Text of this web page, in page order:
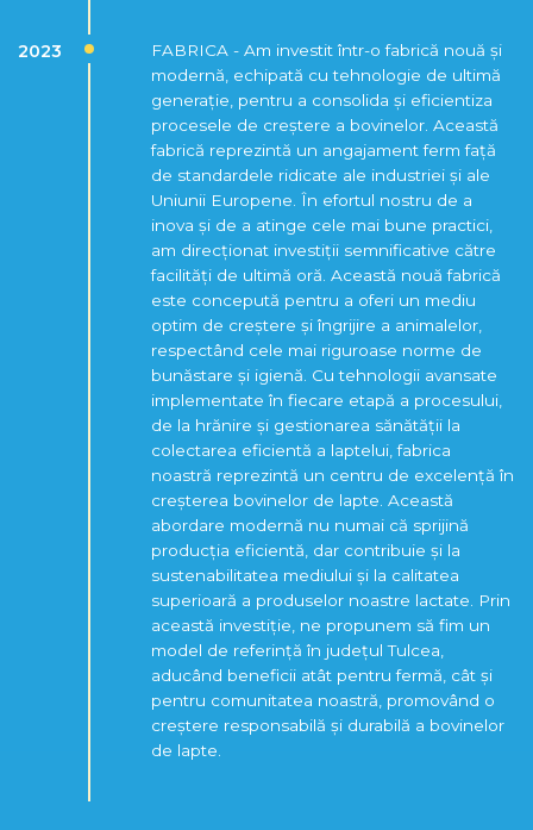
2023
FABRICA - Am investit într-o fabrică nouă și
modernă, echipată cu tehnologie de ultimă
generație, pentru a consolida și eficientiza
procesele de creștere a bovinelor. Această
fabrică reprezintă un angajament ferm față
de standardele ridicate ale industriei și ale
Uniunii Europene. În efortul nostru de a
inova și de a atinge cele mai bune practici,
am direcționat investiții semnificative către
facilități de ultimă oră. Această nouă fabrică
este concepută pentru a oferi un mediu
optim de creștere și îngrijire a animalelor,
respectând cele mai riguroase norme de
bunăstare și igienă. Cu tehnologii avansate
implementate în fiecare etapă a procesului,
de la hrănire și gestionarea sănătății la
colectarea eficientă a laptelui, fabrica
noastră reprezintă un centru de excelență în
creșterea bovinelor de lapte. Această
abordare modernă nu numai că sprijină
producția eficientă, dar contribuie și la
sustenabilitatea mediului și la calitatea
superioară a produselor noastre lactate. Prin
această investiție, ne propunem să fim un
model de referință în județul Tulcea,
aducând beneficii atât pentru fermă, cât și
pentru comunitatea noastră, promovând o
creștere responsabilă și durabilă a bovinelor
de lapte.